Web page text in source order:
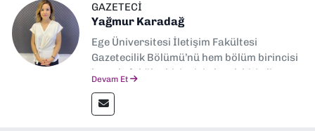
GAZETECI
Yağmur Karadağ
Ege Üniversitesi İletişim Fakültesi
Gazetecilik Bölümü’nü hem bölüm birincisi
hem de fakülte birincisi olarak bitirdim.
İletişim” üzerine yüksek lisans eğitimimi
tamamladım. Halen aynı anabilim dalında
Devam Et